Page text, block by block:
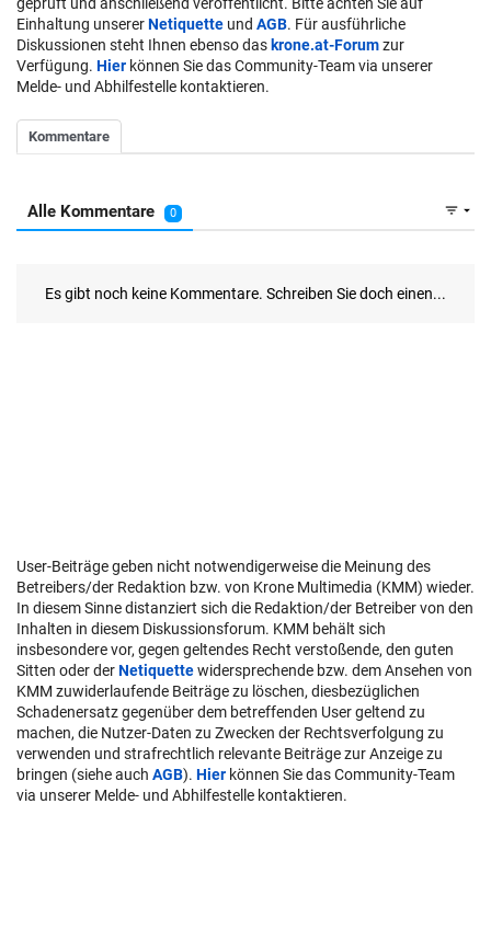
Einhaltung unsererNetiquette und AGB. Für ausführliche
Diskussionen steht Ihnen ebenso das krone.at-Forumzur
Verfügung. Hier können Sie das Community-Team via unserer
Melde- und Abhilfestelle kontaktieren.
User-Beiträge geben nicht notwendigerweise die Meinung des
Betreibers/der Redaktion bzw. von Krone Multimedia (KMM) wieder.
In diesem Sinne distanziert sich die Redaktion/der Betreiber von den
Inhalten in diesem Diskussionsforum. KMM behält sich
insbesondere vor, gegen geltendes Recht verstoßende, den guten
Sitten oder derNetiquettewidersprechende bzw. dem Ansehen von
KMM zuwiderlaufende Beiträge zu löschen, diesbezüglichen
Schadenersatz gegenüber dem betreffenden User geltend zu
machen, die Nutzer-Daten zu Zwecken der Rechtsverfolgung zu
verwenden und strafrechtlich relevante Beiträge zur Anzeige zu
bringen (siehe auch AGB). Hier können Sie das Community-Team
via unserer Melde- und Abhilfestelle kontaktieren.